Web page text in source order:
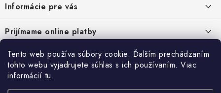
Tento web používa súbory cookie. Ďalším prechádzaním
tohto webu vyjadrujete súhlas s ich používaním. Viac
informácií tu.
p
ä
t
Informácie pre vás
Reklamačný poriadok - formulár
Kontakt
Prijímame online platby
Prihlásenie
E-mail
Facebook